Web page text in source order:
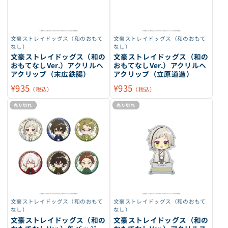
文豪ストレイドッグス（和のおもて
なし）
文豪ストレイドッグス（和の
おもてなしVer.）アクリルヘ
アクリップ（末広鉄腸）
¥935 （税込）
文豪ストレイドッグス（和のおもて
なし）
文豪ストレイドッグス（和の
おもてなしVer.）アクリルヘ
アクリップ（立原道造）
¥935 （税込）
売り切れ
文豪ストレイドッグス（和のおもて
なし）
文豪ストレイドッグス（和の
売り切れ
文豪ストレイドッグス（和のおもて
なし）
文豪ストレイドッグス（和の